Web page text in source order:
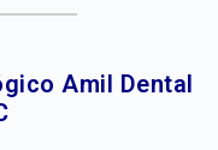
Amil Dental